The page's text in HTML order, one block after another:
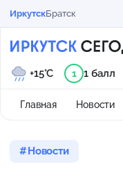
ИркутскБратск
Главная Новости
+15°C 1 1 балл
Новости